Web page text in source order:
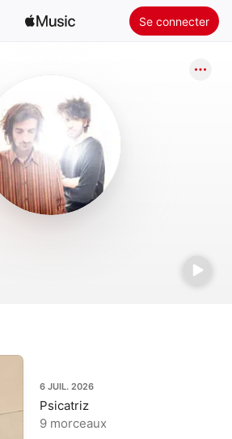
Se connecter
Installer Apple Music
6 JUIL. 2026
Psicatriz
9 morceaux